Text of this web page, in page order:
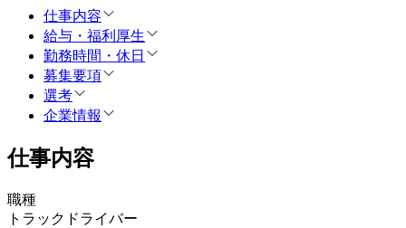
仕事内容
給与・福利厚生
勤務時間・休日
募集要項
選考
企業情報
仕事内容
職種
トラックドライバー